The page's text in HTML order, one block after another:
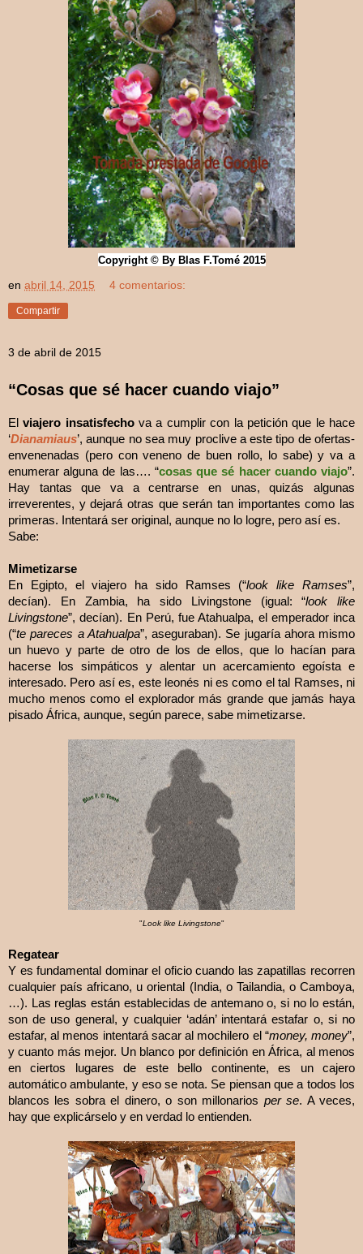
Copyright © By Blas F.Tomé 2015
en abril 14, 2015 4 comentarios:
Compartir
3 de abril de 2015
“Cosas que sé hacer cuando viajo”
Elviajero insatisfechova a cumplir con la petición que le hace
‘Dianamiaus’, aunque no sea muy proclive a este tipo de ofertas-
envenenadas (pero con veneno de buen rollo, lo sabe) y va a
enumerar alguna de las…. “cosas que sé hacer cuando viajo”.
Hay tantas que va a centrarse en unas, quizás algunas
irreverentes, y dejará otras que serán tan importantes como las
primeras. Intentará ser original, aunque no lo logre, pero así es.
Sabe:
Mimetizarse
En Egipto, el viajero ha sido Ramses (“looklike Ramses”,
decían). En Zambia, ha sido Livingstone (igual: “look
like
Livingstone”, decían). En Perú, fue Atahualpa, el emperador inca
(“te pareces a Atahualpa”, aseguraban). Se jugaría ahora mismo
un huevo y parte de otro de los de ellos, que lo hacían para
hacerse los simpáticos y alentar un acercamiento egoísta e
interesado. Pero así es, este leonés ni es como el tal Ramses, ni
mucho menos como el explorador más grande que jamás haya
pisado África, aunque, según parece, sabe mimetizarse.
"Look like Livingstone"
Regatear
Y es fundamental dominar el oficio cuando las zapatillas recorren
cualquier país africano, u oriental (India, o Tailandia, o Camboya,
…). Las reglas están establecidas de antemano o, si no lo están,
son de uso general, y cualquier ‘adán’ intentará estafar o, si no
estafar, al menos intentará sacar al mochilero el “money, money”,
y cuanto más mejor. Un blanco por definición en África, al menos
en ciertos lugares de este bello continente, es un cajero
automático ambulante, y eso se nota. Se piensan que a todos los
blancos les sobra el dinero, o son millonarios per se. A veces,
hay que explicárselo y en verdad lo entienden.